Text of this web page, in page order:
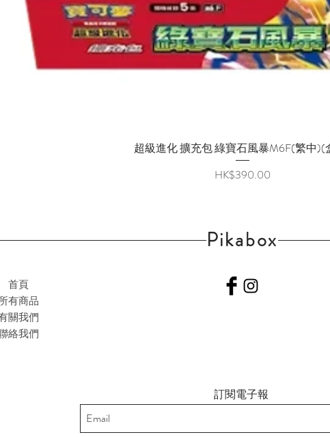
快速瀏覽
超級進化 擴充包 綠寶石風暴M6F(繁中)(
價格
HK$390.00
Pikabox
首頁
有商品
關我們
絡我們
訂閱電子報